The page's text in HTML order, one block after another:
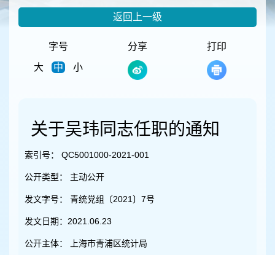
网
返回上一级
字号
大
中 小
分享 打印
关于吴玮同志任职的通知
索引号： QC5001000-2021-001
公开类型： 主动公开
发文字号： 青统党组〔2021〕7号
发文日期： 2021.06.23
公开主体： 上海市青浦区统计局